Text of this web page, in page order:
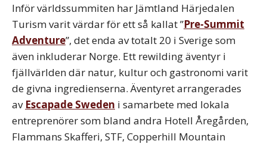
Inför världssummiten har Jämtland Härjedalen
Turism varit värdar för ett så kallat ”Pre-Summit
Adventure”, det enda av totalt 20 i Sverige som
även inkluderar Norge. Ett rewilding äventyr i
fjällvärlden där natur, kultur och gastronomi varit
de givna ingredienserna. Äventyret arrangerades
av Escapade Sweden i samarbete med lokala
entreprenörer som bland andra Hotell Åregården,
Flammans Skafferi, STF, Copperhill Mountain